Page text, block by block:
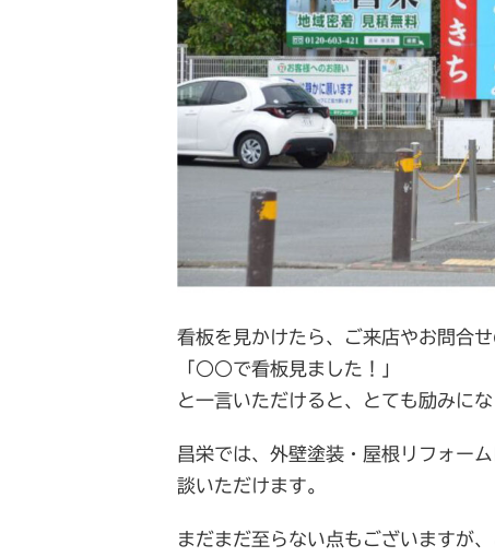
看板を見かけたら、ご来店やお問合せ
「○○で看板見ました！」
と一言いただけると、とても励みに
昌栄では、外壁塗装・屋根リフォー
談いただけます。
まだまだ至らない点もございますが